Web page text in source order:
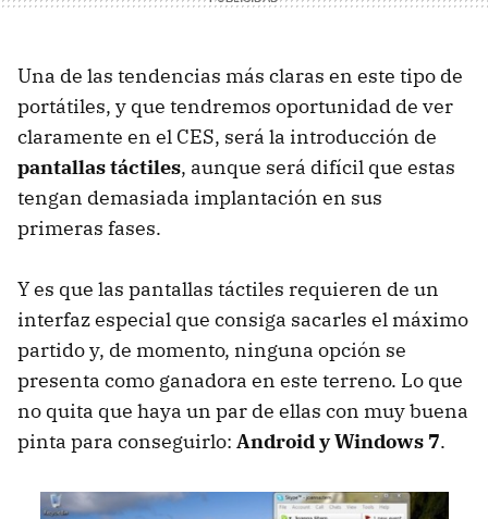
Una de las tendencias más claras en este tipo de
portátiles, y que tendremos oportunidad de ver
claramente en el CES, será la introducción de
pantallas táctiles, aunque será difícil que estas
tengan demasiada implantación en sus
primeras fases.
Y es que las pantallas táctiles requieren de un
interfaz especial que consiga sacarles el máximo
partido y, de momento, ninguna opción se
presenta como ganadora en este terreno. Lo que
no quita que haya un par de ellas con muy buena
pinta para conseguirlo: Android y Windows 7.